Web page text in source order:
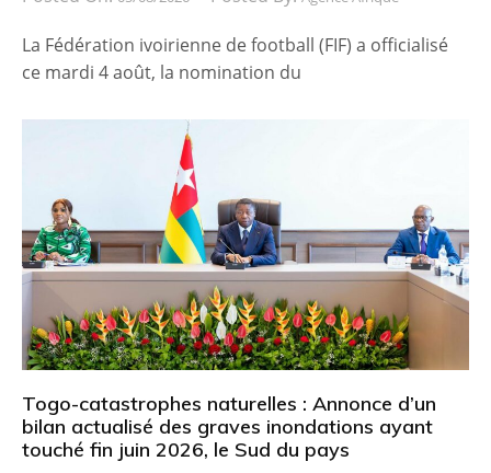
La Fédération ivoirienne de football (FIF) a officialisé
ce mardi 4 août, la nomination du
Togo-catastrophes naturelles : Annonce d’un
bilan actualisé des graves inondations ayant
touché fin juin 2026, le Sud du pays